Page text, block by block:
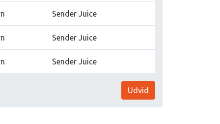
Sender Juice
Sender Juice
Sender Juice
Udvid